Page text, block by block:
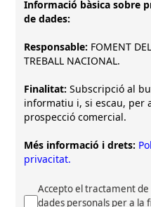
Informació bàsica sobre
de dades:
Responsable: FOMENT DEL
TREBALL NACIONAL.
Finalitat: Subscripció al
informatiu i, si escau, per
prospecció comercial.
Més informació i drets:
privacitat.
Accepto el tractament de
dades personals per a la